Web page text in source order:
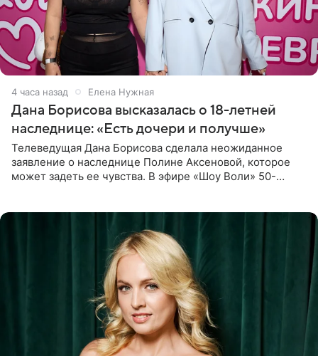
4 часа назад Елена Нужная
Дана Борисова высказалась о 18-летней
наследнице: «Есть дочери и получше»
Телеведущая Дана Борисова сделала неожиданное
заявление о наследнице Полине Аксеновой, которое
может задеть ее чувства. В эфире «Шоу Воли» 50-